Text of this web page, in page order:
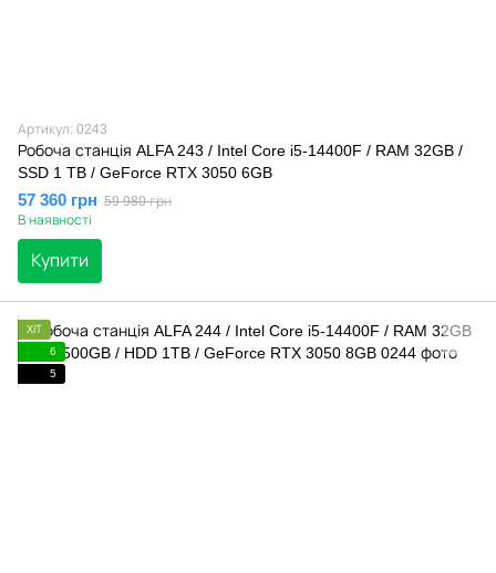
Артикул: 0243
Робоча станція ALFA 243 / Intel Core i5-14400F / RAM 32GB /
SSD 1 TB / GeForce RTX 3050 6GB
57 360 грн 59 980 грн
В наявності
Купити
ХІТ
6
5